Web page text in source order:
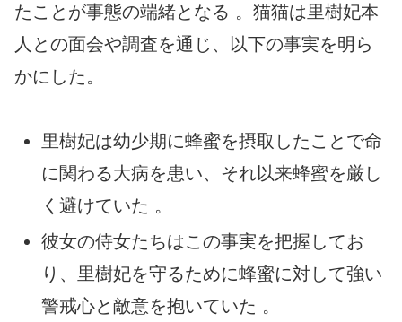
たことが事態の端緒となる 。猫猫は里樹妃本
人との面会や調査を通じ、以下の事実を明ら
かにした。
里樹妃は幼少期に蜂蜜を摂取したことで命
に関わる大病を患い、それ以来蜂蜜を厳し
く避けていた 。
彼女の侍女たちはこの事実を把握してお
り、里樹妃を守るために蜂蜜に対して強い
警戒心と敵意を抱いていた 。